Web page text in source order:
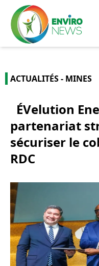
ACTUALITÉS - MINES
ÉVelution
partenariat
sécuriser le
RDC